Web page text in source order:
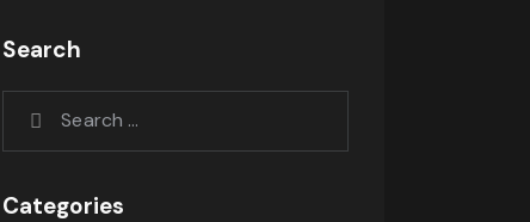
Search
Categories